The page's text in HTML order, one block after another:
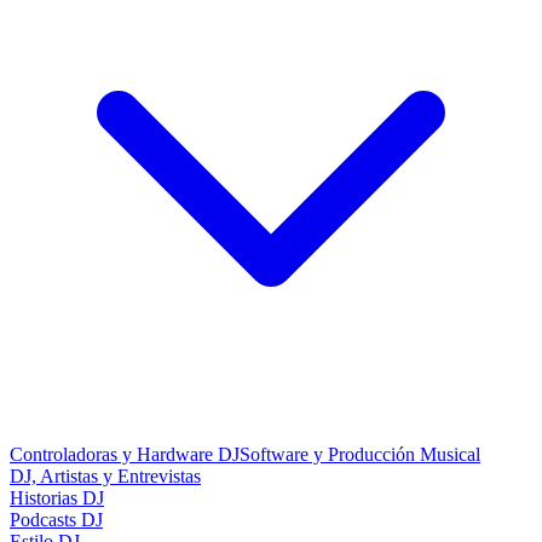
Controladoras y Hardware DJSoftware y Producción Musical
DJ, Artistas y Entrevistas
Historias DJ
Podcasts DJ